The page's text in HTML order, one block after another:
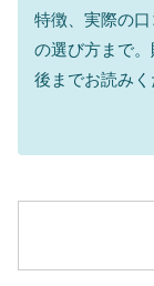
特徴、実際の
の選び方まで
後までお読みく